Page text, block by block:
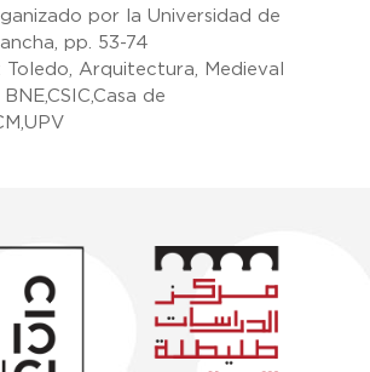
por la Universidad de
pp. 53-74
Toledo, Arquitectura, Medieval
BNE,CSIC,Casa de